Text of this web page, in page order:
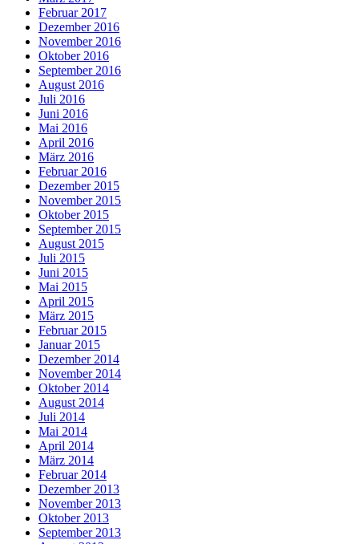
Februar 2017
Dezember 2016
November 2016
Oktober 2016
September 2016
August 2016
Juli 2016
Juni 2016
Mai 2016
April 2016
März 2016
Februar 2016
Dezember 2015
November 2015
Oktober 2015
September 2015
August 2015
Juli 2015
Juni 2015
Mai 2015
April 2015
März 2015
Februar 2015
Januar 2015
Dezember 2014
November 2014
Oktober 2014
August 2014
Juli 2014
Mai 2014
April 2014
März 2014
Februar 2014
Dezember 2013
November 2013
Oktober 2013
September 2013